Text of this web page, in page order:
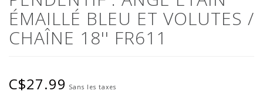
ÉMAILLÉ BLEU ET VOLUTES /
CHAÎNE 18'' FR611
C$27.99 Sans les taxes